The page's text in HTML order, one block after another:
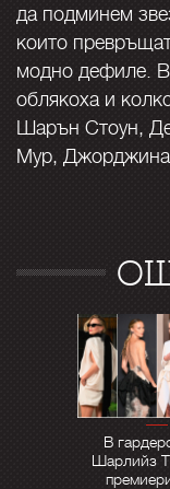
да подминем
които
модно дефиле.
облякоха и
Шарън Стоун,
Мур, Джорджина
В
Шарлийз